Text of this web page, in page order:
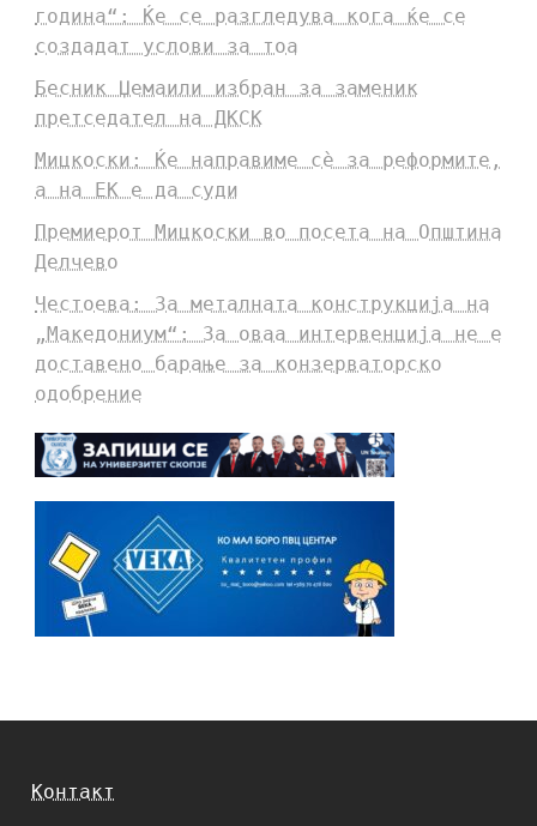
година“: Ќе се разгледува кога ќе се
создадат услови за тоа
Бесник Џемаили избран за заменик
претседател на ДКСК
Мицкоски: Ќе направиме сè за реформите,
а на ЕК е да суди
Премиерот Мицкоски во посета на Општина
Делчево
Честоева: За металната конструкција на
„Македониум“: За оваа интервенција не е
доставено барање за конзерваторско
одобрение
Контакт